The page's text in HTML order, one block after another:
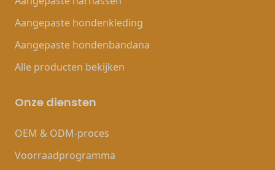
Aangepaste hondenkleding
Aangepaste hondenbandana
Alle producten bekijken
Onze diensten
OEM & ODM-proces
Voorraadprogramma